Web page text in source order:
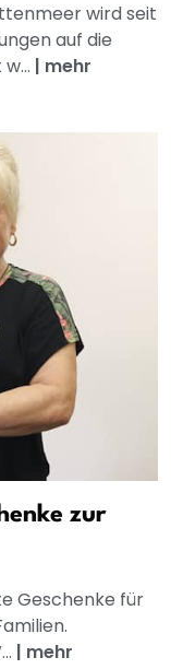
wird seit
auf die
| mehr
zur
Geschenke für
| mehr